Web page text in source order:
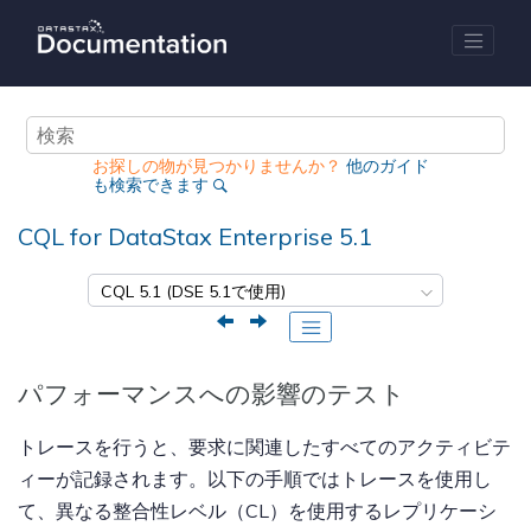
メインコンテンツにジャンプ
お探しの物が見つかりませんか？他のガイド
も検索できます
CQL for DataStax Enterprise 5.1
パフォーマンスへの影響のテスト
トレースを行うと、要求に関連したすべてのアクティビテ
ィーが記録されます。以下の手順ではトレースを使用し
て、異なる整合性レベル（CL）を使用するレプリケーシ